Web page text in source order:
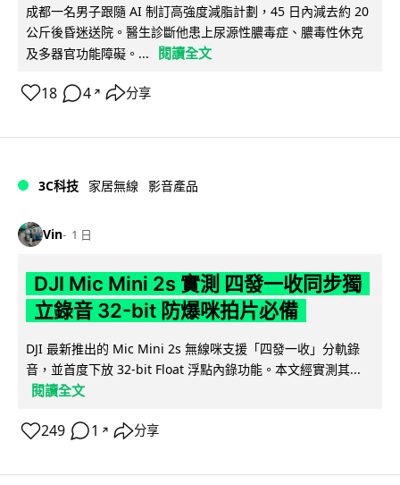
成都一名男子跟隨 AI 制訂高強度減脂計劃，45 日內減去約 20
公斤後昏迷送院。醫生診斷他患上尿源性膿毒症、膿毒性休克
及多器官功能障礙。...
閱讀全文
18 4 ↗ 分享
3C科技 家居無線 影音產品
Vin 1 日
DJI Mic Mini 2s 實測 四發一收同步獨
立錄音 32-bit 防爆咪拍片必備
DJI 最新推出的 Mic Mini 2s 無線咪支援「四發一收」分軌錄
音，並首度下放 32-bit Float 浮點內錄功能。本文經實測其...
閱讀全文
249 1 ↗ 分享